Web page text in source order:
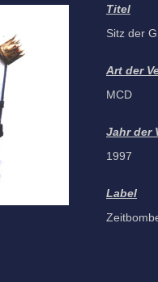
Titel
Sitz der
Art der
MCD
Jahr der
1997
Label